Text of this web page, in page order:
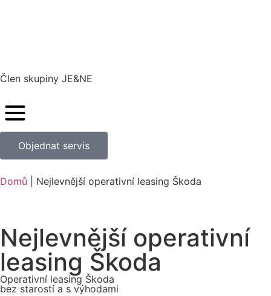
Člen skupiny JE&NE
Objednat servis
Domů Nejlevnější operativní leasing Škoda
Nejlevnější operativní
leasing Škoda
Operativní leasing Škoda
bez starostí a s výhodami